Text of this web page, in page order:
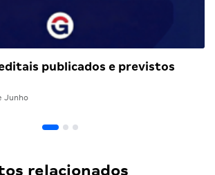
publicados e previstos
Junho
relacionados